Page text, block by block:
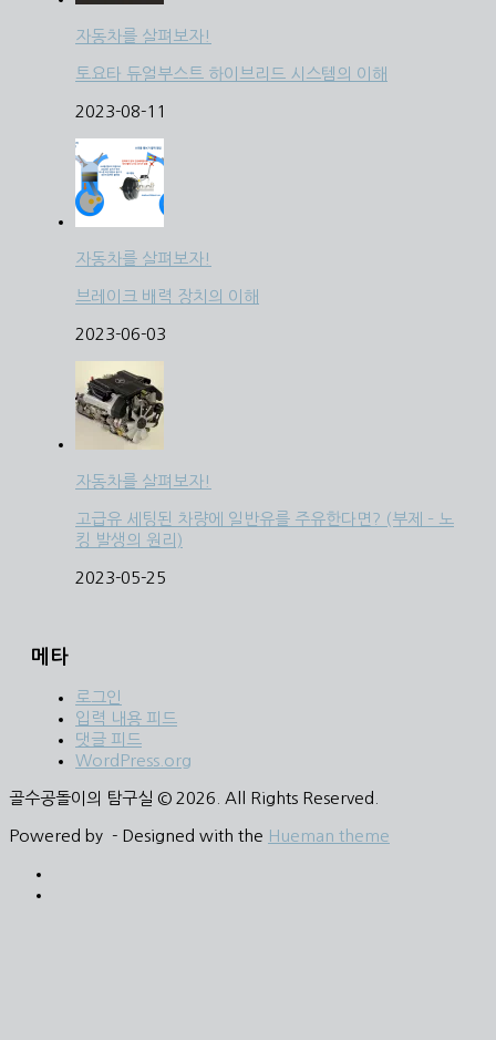
자동차를 살펴보자!
토요타 듀얼부스트 하이브리드 시스템의 이해
2023-08-11
자동차를 살펴보자!
브레이크 배력 장치의 이해
2023-06-03
자동차를 살펴보자!
고급유 세팅된 차량에 일반유를 주유한다면? (부제 – 노
킹 발생의 원리)
2023-05-25
메타
로그인
입력 내용 피드
댓글 피드
WordPress.org
골수공돌이의 탐구실 © 2026. All Rights Reserved.
Powered by - Designed with the Hueman theme